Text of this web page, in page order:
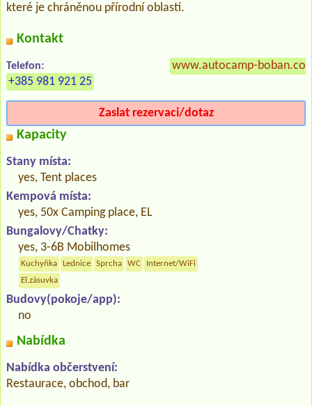
které je chráněnou přírodní oblastí.
Kontakt
Telefon:
+385 981 921 25
www.autocamp-
Zaslat rezervaci/dotaz
Kapacity
Stany místa:
yes, Tent places
Kempová místa:
yes, 50x Camping place, EL
Bungalovy/Chatky:
yes, 3-6B Mobilhomes
Kuchyňka Lednice Sprcha WC
Internet/WiFi
El.zásuvka
Budovy(pokoje/app):
no
Nabídka
Nabídka občerstvení:
Restaurace, obchod, bar